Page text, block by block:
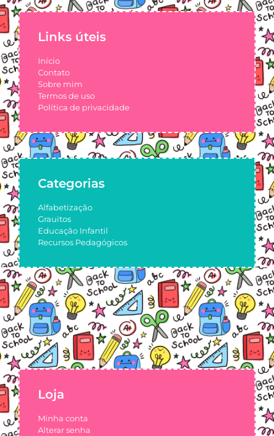
Links úteis
Início
Contato
Sobre mim
Termos de uso
Política de privacidade
Categorias
Alfabetização
Grauitos
Educação Infantil
Recursos Pedagógicos
Loja
Minha conta
Alterar senha